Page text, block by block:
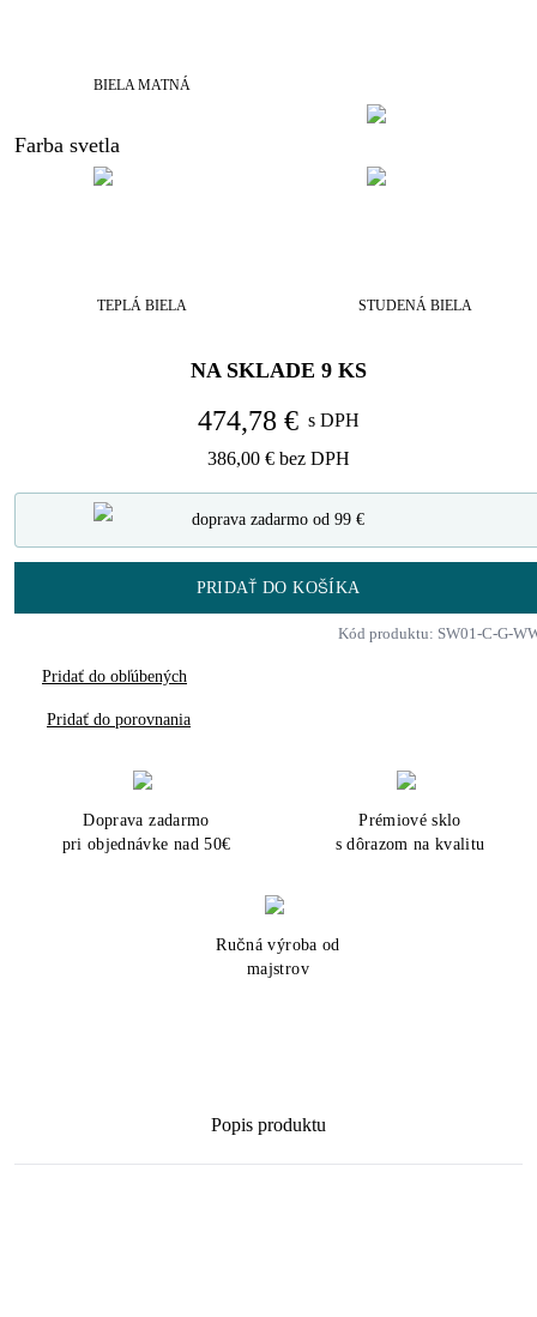
BIELA MATNÁ
Farba svetla
TEPLÁ BIELA STUDENÁ BIELA
NA SKLADE 9 KS
474,78 € s DPH
386,00 € bez DPH
doprava zadarmo od 99 €
PRIDAŤ DO KOŠÍKA
Kód produktu: SW01-C-G-
Pridať do obľúbených
Pridať do porovnania
Doprava zadarmo
pri objednávke nad 50€
Prémiové sklo
s dôrazom na kvalitu
Ručná výroba od
majstrov
Popis produktu